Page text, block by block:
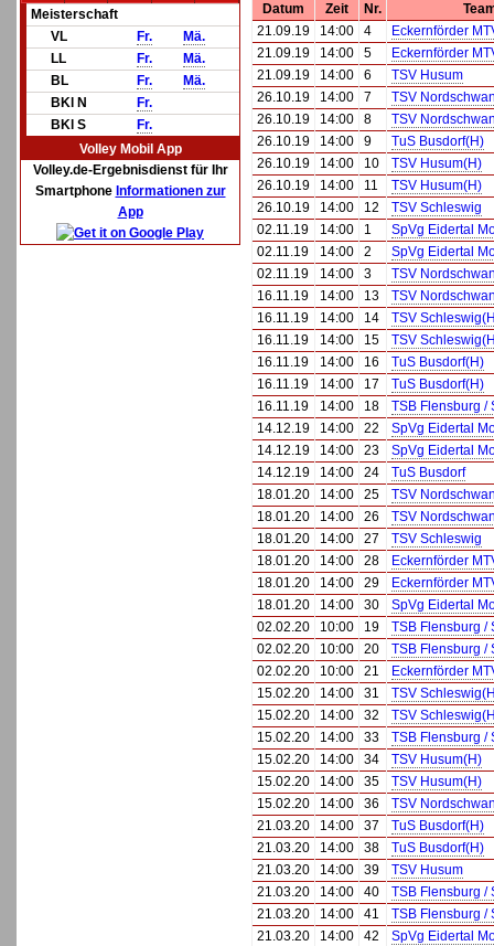
Meisterschaft
VL
Fr.
Mä.
LL
Fr.
Mä.
BL
Fr.
Mä.
BKl N
Fr.
BKl S
Fr.
Volley Mobil App
Volley.de-Ergebnisdienst für Ihr
Smartphone Informationen zur
App
Datum Zeit Nr.
21.09.19
14:00 4
Eckernförder
21.09.19
14:00 5
Eckernförder
21.09.19
14:00 6
TSV Husum
26.10.19
14:00 7
TSV
26.10.19
14:00 8
TSV
26.10.19
14:00 9
TuS Busdorf(H)
26.10.19
14:00 10
TSV Husum(H)
26.10.19
14:00 11
TSV Husum(H)
26.10.19
14:00 12
TSV Schleswig
02.11.19
14:00 1
SpVg Eidertal
02.11.19
14:00 2
SpVg Eidertal
02.11.19
14:00 3
TSV
16.11.19
14:00 13
TSV
16.11.19
14:00 14
TSV
16.11.19
14:00 15
TSV
16.11.19
14:00 16
TuS Busdorf(H)
16.11.19
14:00 17
TuS Busdorf(H)
16.11.19
14:00 18
TSB Flensburg /
14.12.19
14:00 22
SpVg Eidertal
14.12.19
14:00 23
SpVg Eidertal
14.12.19
14:00 24
TuS Busdorf
18.01.20
14:00 25
TSV
18.01.20
14:00 26
TSV
18.01.20
14:00 27
TSV Schleswig
18.01.20
14:00 28
Eckernförder
18.01.20
14:00 29
Eckernförder
18.01.20
14:00 30
SpVg Eidertal
02.02.20
10:00 19
TSB Flensburg /
02.02.20
10:00 20
TSB Flensburg /
02.02.20
10:00 21
Eckernförder
15.02.20
14:00 31
TSV
15.02.20
14:00 32
TSV
15.02.20
14:00 33
TSB Flensburg /
15.02.20
14:00 34
TSV Husum(H)
15.02.20
14:00 35
TSV Husum(H)
15.02.20
14:00 36
TSV
21.03.20
14:00 37
TuS Busdorf(H)
21.03.20
14:00 38
TuS Busdorf(H)
21.03.20
14:00 39
TSV Husum
21.03.20
14:00 40
TSB Flensburg /
21.03.20
14:00 41
TSB Flensburg /
21.03.20
14:00 42
SpVg Eidertal